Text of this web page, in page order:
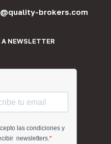
brokers.com
NEWSLETTER